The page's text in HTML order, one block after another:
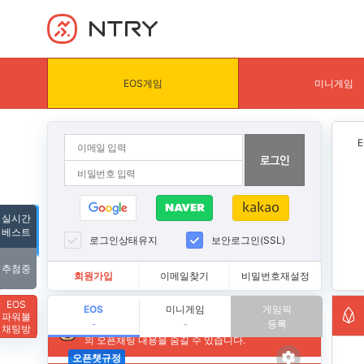
NTRY
EOS게임 미니게임
로그인상태유지 보안로그인(SSL)
회원가입 이메일찾기 비밀번호재설정
EOS
-
미니게임
-
게임픽
등록
실시간
베스트
추첨중
EOS
파워볼
채팅방